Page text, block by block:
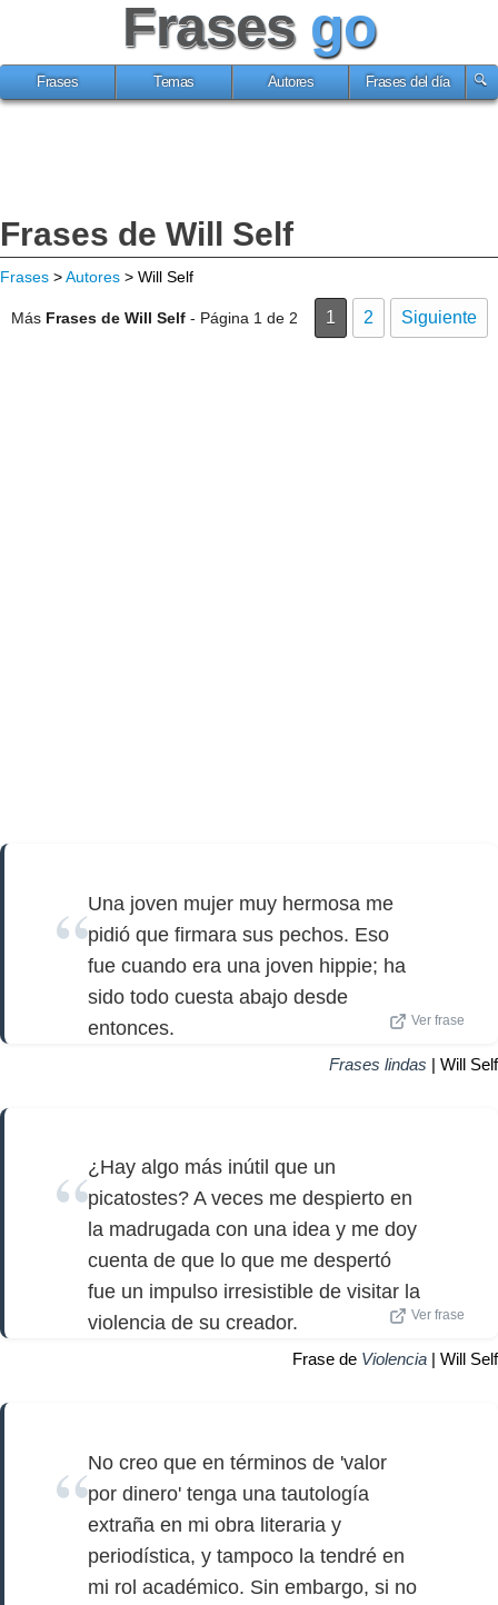
Frases go
Frases Temas Autores Frases del día
Frases de Will Self
Frases >Autores > Will Self
Más Frases de Will Self - Página 1 de 2 1 2 Siguiente
Una joven mujer muy hermosa me
pidió que firmara sus pechos. Eso
fue cuando era una joven hippie; ha
sido todo cuesta abajo desde
entonces.
Ver frase
Frases lindas | Will Self
¿Hay algo más inútil que un
picatostes? A veces me despierto en
la madrugada con una idea y me doy
cuenta de que lo que me despertó
fue un impulso irresistible de visitar la
violencia de su creador.
Ver frase
Frase de Violencia | Will Self
No creo que en términos de 'valor
por dinero' tenga una tautología
extraña en mi obra literaria y
periodística, y tampoco la tendré en
mi rol académico. Sin embargo, si no